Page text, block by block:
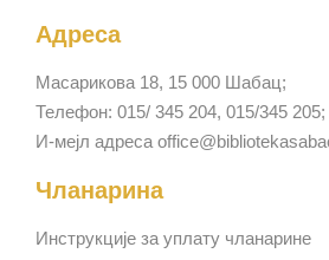
Адреса
Масарикова 18, 15 000 Шабац;
Телефон: 015/ 345 204, 015/345 205;
И-мејл адреса
Чланарина
Инструкције за уплату чланарине